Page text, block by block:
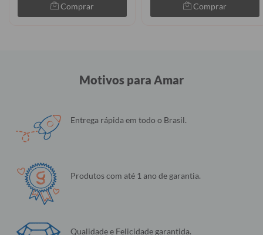
Comprar Comprar
Motivos para Amar
Entrega rápida em todo o Brasil.
Produtos com até 1 ano de garantia.
Qualidade e Felicidade garantida.